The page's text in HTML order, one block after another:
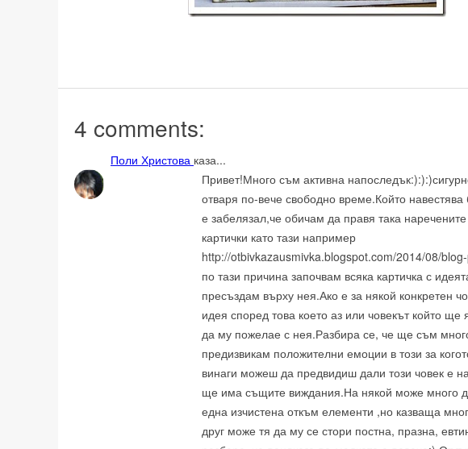
4 comments:
Поли Христова каза...
Привет!Много съм активна
отваря по-вече свободно време.Който навестява
е забелязал,че обичам да правя така
картички като тази например
http://otbivkazausmivka.blogspot.com/2014/08/
по тази причина започвам всяка картичка с
пресъздам върху нея.Ако е за някой конкретен
идея според това което аз или човекът който ще
да му пожелае с нея.Разбира се, че ще съм
предизвикам положителни емоции в този за
винаги можеш да предвидиш дали този човек е
ще има същите виждания.На някой може много
една изчистена откъм елементи ,но казваща
друг може тя да му се стори постна, празна,